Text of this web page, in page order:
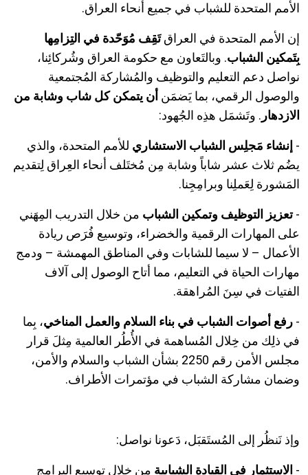
الأمم المتحدة للشباب في جميع أنحاء العراق.
إن الأمم المتحدة في العراقتَقِف مُوَحّدة في التِزامِها
بِتَمكين الشباب. وبالتَعاون مع حكومة العراق وشُركائِنا،
نواصل دعم التعليم والتوظيف والمُشاركة المُجتمعية
والوصول الرقمي، بما يَضمَن أن يتمكن كل شاب وشابة من
الازدهار . وتَشمَل هذِه الجُهود:
- إنشاء مَجلِس الشباب الاستشاري للأمم المتحدة، والذي
يضُم ثلاث عشر شاباً وشابة مِن مُختَلف أنحاء العِراق لِتقديم
المَشورة لِعَملِنا وبرامِجِنا.
-تعزيز التوظيف وتمكين الشباب من خلال التدريب المِهَني
على المهارات الرقمية والخضراء، وتوسيع فُرَص ريادة
الأعمال – لا سيما للشابات وفي المناطق المهمشة – ودمج
مهارات الحياة في التعليم، مما أتاح الوصول إلى آلاف
الفتيات في سِنَ المُراهقة.
- رفع أصوات الشباب في بناء السلام والعمل المناخي، بِما
في ذلِك من خِلال المُساهمة في الأُطُر العالمية مِثلَ قرار
مجلس الأمن رقم 2250 بشأن الشباب والسلام والأمن،
وضمان مشاركة الشباب في مؤتمرات الأطراف.
وإذ نَنظُر إلى المُستَقبَل، دَعونا نواصل:
- الاستثمار في القيادة الشبابية من خلال توسيع البرامج